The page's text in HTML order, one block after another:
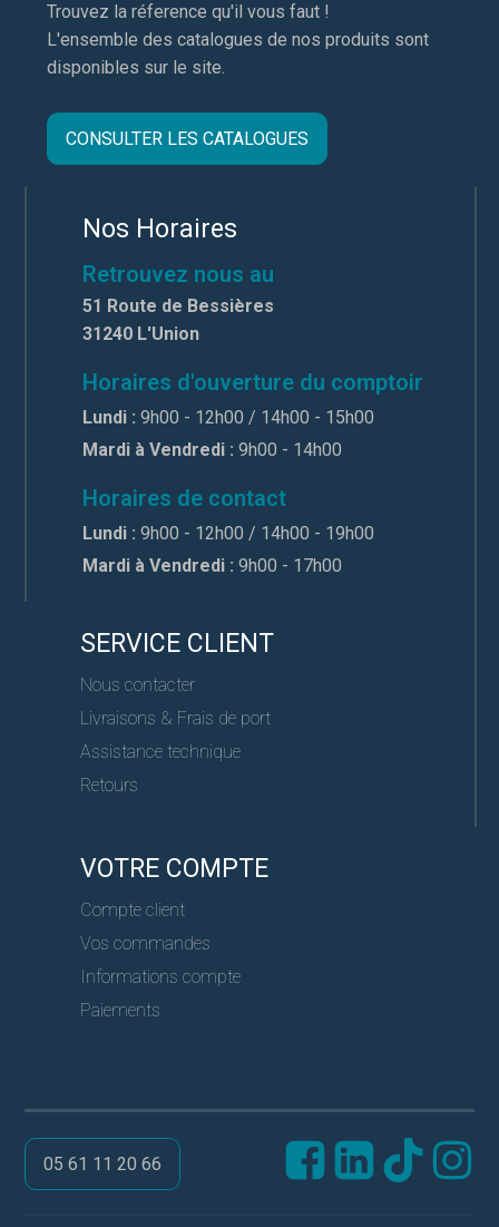
Trouvez la réference qu'il vous faut !
L'ensemble des catalogues de nos produits sont
disponibles sur le site.
CONSULTER LES CATALOGUES
Nos Horaires
Retrouvez nous au
51 Route de Bessières
31240 L'Union
Horaires d'ouverture du comptoir
Lundi : 9h00 - 12h00 / 14h00 - 15h00
Mardi à Vendredi : 9h00 - 14h00
Horaires de contact
Lundi : 9h00 - 12h00 / 14h00 - 19h00
Mardi à Vendredi : 9h00 - 17h00
SERVICE CLIENT
Nous contacter
Livraisons & Frais de port
Assistance technique
Retours
VOTRE COMPTE
Compte client
Vos commandes
Informations compte
Paiements
05 61 11 20 66